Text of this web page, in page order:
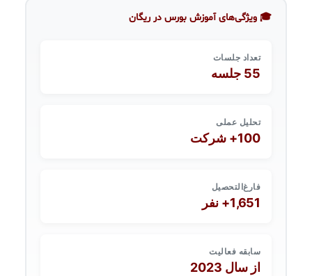
🎓 ویژگی‌های آموزش بورس در ریگان
تعداد جلسات
55 جلسه
تحلیل عملی
100+ شرکت
فارغ‌التحصیل
1,651+ نفر
سابقه فعالیت
از سال 2023